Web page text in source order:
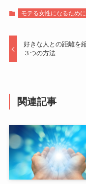
モテる女性になるために
好きな人との距離を
３つの方法
関連記事